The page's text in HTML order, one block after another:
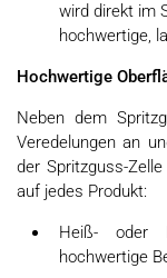
wird direkt im
hochwertige,
Hochwertige
Neben dem
Veredelungen an
der Spritzguss-
auf jedes Produkt:
Heiß- oder
hochwertige